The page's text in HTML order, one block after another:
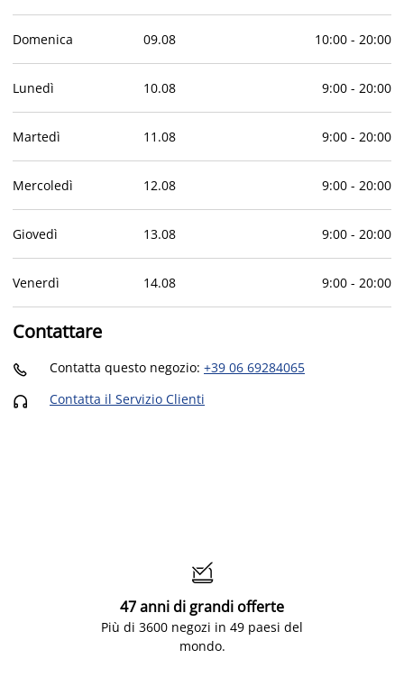
Domenica 09.08 10:00- 20:00
Lunedì 10.08 9:00- 20:00
Martedì 11 .08 9:00- 20:00
Mercoledì 12.08 9:00- 20:00
Giovedì 13.08 9:00- 20:00
Venerdì 14.08 9:00- 20:00
Contattare
 Contatta questo negozio: +39 06 69284065
 Contatta il Servizio Clienti

47 anni di grandi offerte
Più di 3600 negozi in 49 paesi del
mondo.